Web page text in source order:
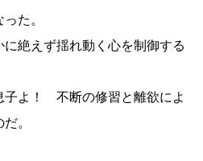
た。
絶えず揺れ動く心を制御する
よ！ 不断の修習と離欲によ
。